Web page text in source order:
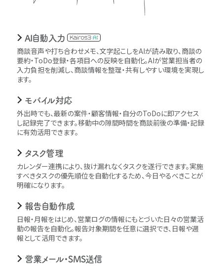
AI自動入力
商談音声や打ち合わせメモ、文字起こしをAIが読み取り、商談の
要約・ToDo登録・各項目への反映を自動化。AIが営業担当者の
入力負担を削減し、商談情報を整理・共有しやすい環境を実現し
ます。
モバイル対応
外出時でも、最新の案件・顧客情報・自分のToDoに即アクセス
し記録完了できます。移動中の隙間時間を商談前後の準備・記録
に有効活用できます。
タスク管理
カレンダー連携により、抜け漏れなくタスクを遂行できます。実施
すべきタスクの優先順位を自動化するため、今日やるべきことが
明確になります。
報告自動作成
日報・月報をはじめ、営業ログの情報にもとづいた日々の営業活
動の報告を自動化。報告対象期間を任意に選択でき、日報や週
報として活用できます。
営業メール・SMS送信